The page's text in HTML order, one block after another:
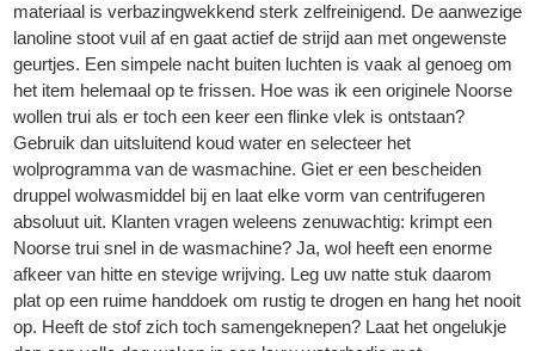
materiaal is verbazingwekkend sterk zelfreinigend. De aanwezige
lanoline stoot vuil af en gaat actief de strijd aan met ongewenste
geurtjes. Een simpele nacht buiten luchten is vaak al genoeg om
het item helemaal op te frissen. Hoe was ik een originele Noorse
wollen trui als er toch een keer een flinke vlek is ontstaan?
Gebruik dan uitsluitend koud water en selecteer het
wolprogramma van de wasmachine. Giet er een bescheiden
druppel wolwasmiddel bij en laat elke vorm van centrifugeren
absoluut uit. Klanten vragen weleens zenuwachtig: krimpt een
Noorse trui snel in de wasmachine? Ja, wol heeft een enorme
afkeer van hitte en stevige wrijving. Leg uw natte stuk daarom
plat op een ruime handdoek om rustig te drogen en hang het nooit
op. Heeft de stof zich toch samengeknepen? Laat het ongelukje